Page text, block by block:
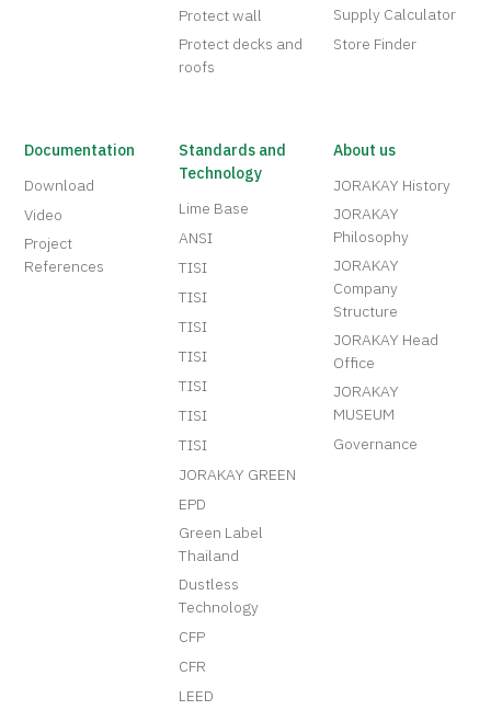
Protect wall
Protect decks and
roofs
Supply Calculator
Store Finder
Documentation
Download
Video
Project
References
Standards and
Technology
Lime Base
ANSI
TISI
TISI
TISI
TISI
TISI
TISI
TISI
JORAKAY GREEN
EPD
Green Label
Thailand
Dustless
Technology
CFP
CFR
LEED
About us
JORAKAY History
JORAKAY
Philosophy
JORAKAY
Company
Structure
JORAKAY Head
Office
JORAKAY
MUSEUM
Governance